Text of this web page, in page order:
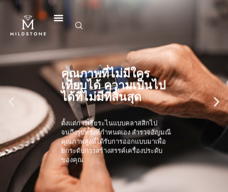
คุณภาพที่ไม่มีใคร
เทียบได้ ความเป็นไป
ได้ที่ไม่มีที่สิ้นสุด
ตั้งแต่การเจียระไนแบบคลาสสิกไป
จนถึงรูปทรงที่กำหนดเอง สำรวจอัญมณี
คุณภาพสูงที่ได้รับการออกแบบมาเพื่อ
ยกระดับการสร้างสรรค์เครื่องประดับ
ของคุณ